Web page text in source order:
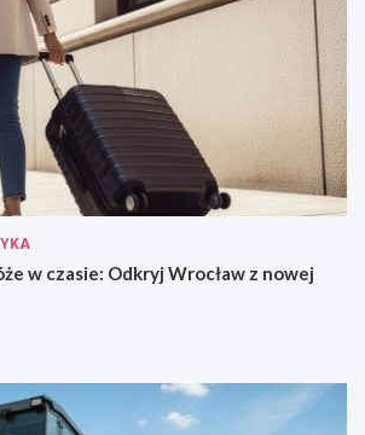
w czasie: Odkryj Wrocław z nowej